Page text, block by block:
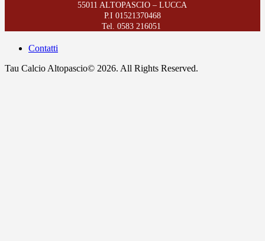
55011 ALTOPASCIO – LUCCA
P.I 01521370468
Tel. 0583 216051
Contatti
Tau Calcio Altopascio© 2026. All Rights Reserved.